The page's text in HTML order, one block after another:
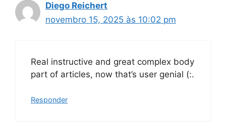
Diego Reichert
novembro 15, 2025 às 10:02 pm
Real instructive and great complex body
part of articles, now that’s user genial (:.
Responder